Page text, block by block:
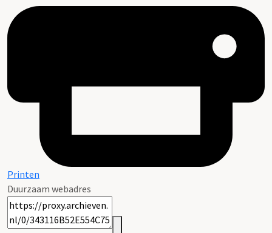
Printen
Duurzaam webadres